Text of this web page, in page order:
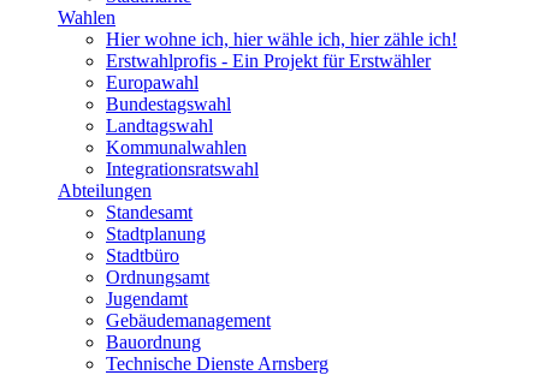
Wahlen
Hier wohne ich, hier wähle ich, hier zähle ich!
Erstwahlprofis - Ein Projekt für Erstwähler
Europawahl
Bundestagswahl
Landtagswahl
Kommunalwahlen
Integrationsratswahl
Abteilungen
Standesamt
Stadtplanung
Stadtbüro
Ordnungsamt
Jugendamt
Gebäudemanagement
Bauordnung
Technische Dienste Arnsberg